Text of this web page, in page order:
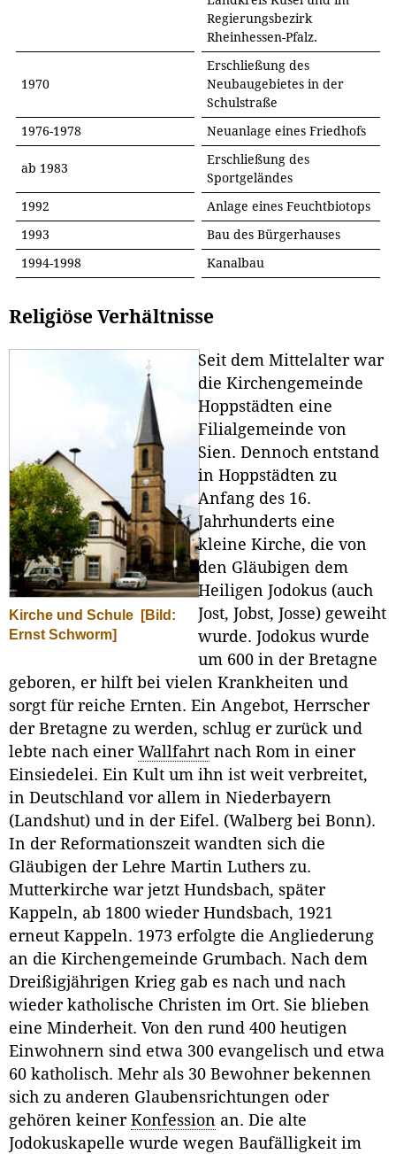
Regierungsbezirk
Rheinhessen-Pfalz.
1970
Erschließung des
Neubaugebietes in der
Schulstraße
1976-1978
Neuanlage eines Friedhofs
ab 1983
Erschließung des
Sportgeländes
1992
Anlage eines Feuchtbiotops
1993
Bau des Bürgerhauses
1994-1998
Kanalbau
Religiöse Verhältnisse
Kirche und Schule
[Bild:
Ernst Schworm]
Seit dem Mittelalter war
die Kirchengemeinde
Hoppstädten eine
Filialgemeinde von
Sien. Dennoch entstand
in Hoppstädten zu
Anfang des 16.
Jahrhunderts eine
kleine Kirche, die von
den Gläubigen dem
Heiligen Jodokus (auch
Jost, Jobst, Josse) geweiht
wurde. Jodokus wurde
um 600 in der Bretagne
geboren, er hilft bei vielen Krankheiten und
sorgt für reiche Ernten. Ein Angebot, Herrscher
der Bretagne zu werden, schlug er zurück und
lebte nach einer Wallfahrt nach Rom in einer
Einsiedelei. Ein Kult um ihn ist weit verbreitet,
in Deutschland vor allem in Niederbayern
(Landshut) und in der Eifel. (Walberg bei Bonn).
In der Reformationszeit wandten sich die
Gläubigen der Lehre Martin Luthers zu.
Mutterkirche war jetzt Hundsbach, später
Kappeln, ab 1800 wieder Hundsbach, 1921
erneut Kappeln. 1973 erfolgte die Angliederung
an die Kirchengemeinde Grumbach. Nach dem
Dreißigjährigen Krieg gab es nach und nach
wieder katholische Christen im Ort. Sie blieben
eine Minderheit. Von den rund 400 heutigen
Einwohnern sind etwa 300 evangelisch und etwa
60 katholisch. Mehr als 30 Bewohner bekennen
sich zu anderen Glaubensrichtungen oder
gehören keiner Konfession an. Die alte
Jodokuskapelle wurde wegen Baufälligkeit im